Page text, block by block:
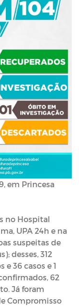
em Princesa
no Hospital
UPA 24h e na
suspeitas de
desses, 312
36 casos e 1
62
Já foram
Compromisso